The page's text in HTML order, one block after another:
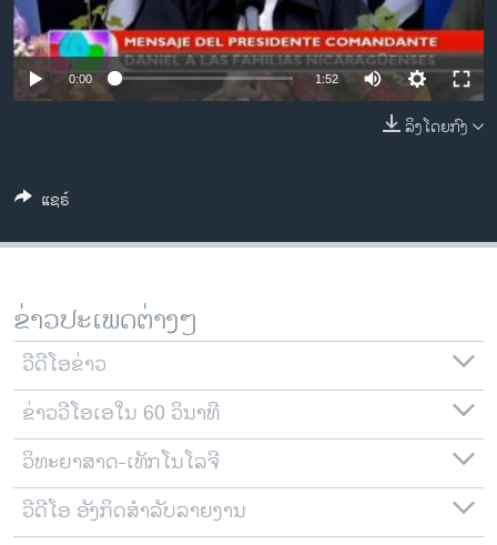
ຊີວິດຊາວລາວ
ຊຸມຊົນຊາວລາວ
ວິທະຍາສາດ-ເທັກໂນໂລຈີ
ພາສາອັງກິດ
ລາຍການກະຈາຍສຽງ
ລາຍງານ
ຕິດຕາມພວກເຮົາ ທີ່
ພາສາຕ່າງໆ
0:00 1:52
ລິງໂດຍກົງ
ແຊຣ໌
ຂ່າວປະເພດຕ່າງໆ
ວີດີໂອຂ່າວ
ຂ່າວວີໂອເອໃນ 60 ວິນາທີ
ວິທະຍາສາດ-ເທັກໂນໂລຈີ
ວີດີໂອ ອັງກິດສຳລັບລາຍງານ